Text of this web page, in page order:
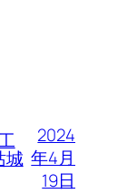
城
2024
年4月
19日